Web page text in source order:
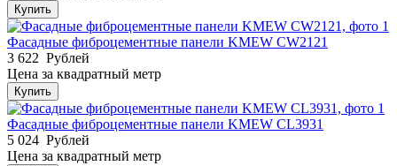
Купить
Фасадные фиброцементные панели KMEW CW2121
3 622 Рублей
Цена за квадратный метр
Купить
Фасадные фиброцементные панели KMEW CL3931
5 024 Рублей
Цена за квадратный метр